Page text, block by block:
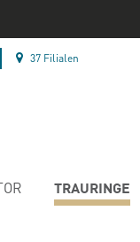
37 Filialen
TRAURINGE